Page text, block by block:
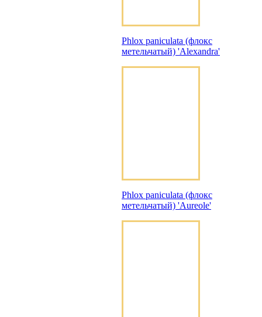
Phlox paniculata (флокс
метельчатый) 'Alexandra'
Phlox paniculata (флокс
метельчатый) 'Aureole'